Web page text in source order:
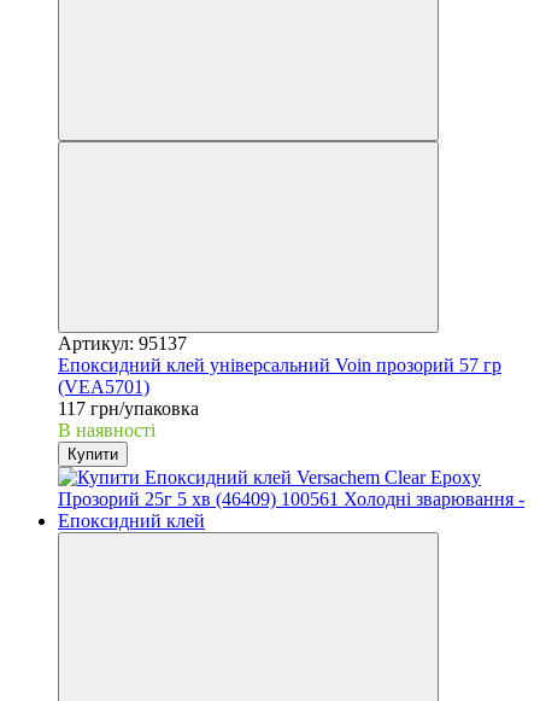
Артикул: 95137
Епоксидний клей універсальний Voin прозорий 57 гр
(VEA5701)
117 грн/упаковка
В наявності
Купити